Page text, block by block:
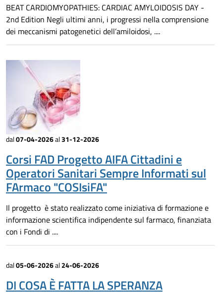
BEAT CARDIOMYOPATHIES: CARDIAC AMYLOIDOSIS DAY -
2nd Edition Negli ultimi anni, i progressi nella comprensione
dei meccanismi patogenetici dell’amiloidosi, ....
dal07-04-2026al31-12-2026
Corsi FAD Progetto AIFA Cittadini e
Operatori Sanitari Sempre Informati sul
FArmaco "COSIsiFA"
Il progetto è stato realizzato come iniziativa di formazione e
informazione scientifica indipendente sul farmaco, finanziata
con i Fondi di ....
dal05-06-2026al24-06-2026
DI COSA È FATTA LA SPERANZA